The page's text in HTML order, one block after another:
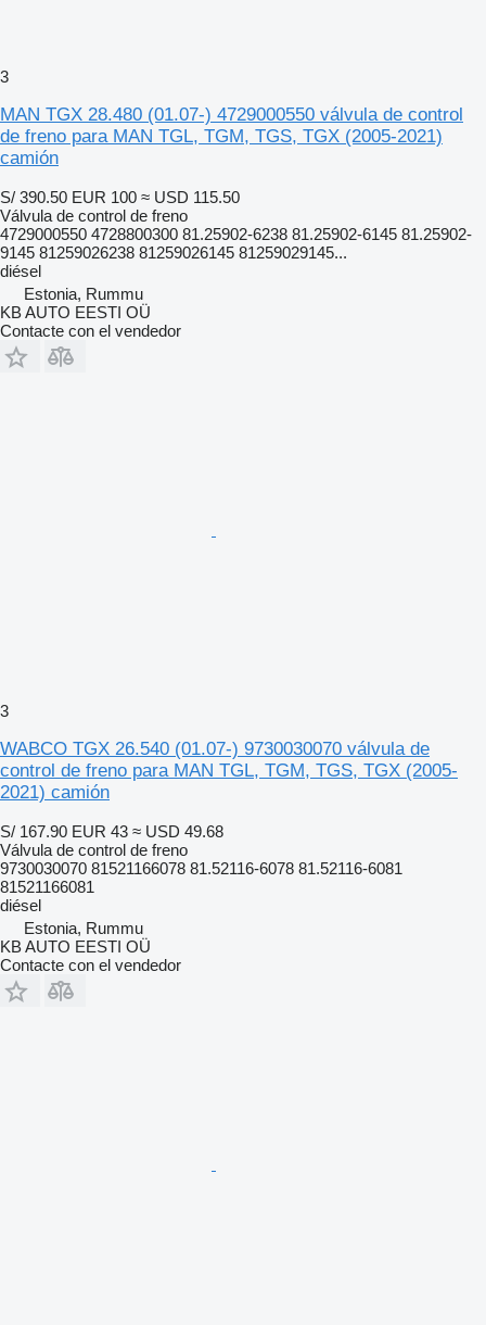
3
MAN TGX 28.480 (01.07-) 4729000550 válvula de control
de freno para MAN TGL, TGM, TGS, TGX (2005-2021)
camión
S/ 390.50 EUR 100 ≈ USD 115.50
Válvula de control de freno
4729000550 4728800300 81.25902-6238 81.25902-6145 81.25902-
9145 81259026238 81259026145 81259029145...
diésel
Estonia, Rummu
KB AUTO EESTI OÜ
Contacte con el vendedor
3
WABCO TGX 26.540 (01.07-) 9730030070 válvula de
control de freno para MAN TGL, TGM, TGS, TGX (2005-
2021) camión
S/ 167.90 EUR 43 ≈ USD 49.68
Válvula de control de freno
9730030070 81521166078 81.52116-6078 81.52116-6081
81521166081
diésel
Estonia, Rummu
KB AUTO EESTI OÜ
Contacte con el vendedor